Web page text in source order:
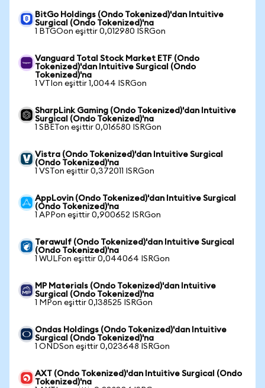
BitGo Holdings (Ondo Tokenized)'dan Intuitive
Surgical (Ondo Tokenized)'na
1 BTGOon eşittir 0,012980 ISRGon
Vanguard Total Stock Market ETF (Ondo
Tokenized)'dan Intuitive Surgical (Ondo
Tokenized)'na
1 VTIon eşittir 1,0044 ISRGon
SharpLink Gaming (Ondo Tokenized)'dan Intuitive
Surgical (Ondo Tokenized)'na
1 SBETon eşittir 0,016580 ISRGon
Vistra (Ondo Tokenized)'dan Intuitive Surgical
(Ondo Tokenized)'na
1 VSTon eşittir 0,372011 ISRGon
AppLovin (Ondo Tokenized)'dan Intuitive Surgical
(Ondo Tokenized)'na
1 APPon eşittir 0,900652 ISRGon
Terawulf (Ondo Tokenized)'dan Intuitive Surgical
(Ondo Tokenized)'na
1 WULFon eşittir 0,044064 ISRGon
MP Materials (Ondo Tokenized)'dan Intuitive
Surgical (Ondo Tokenized)'na
1 MPon eşittir 0,138525 ISRGon
Ondas Holdings (Ondo Tokenized)'dan Intuitive
Surgical (Ondo Tokenized)'na
1 ONDSon eşittir 0,023648 ISRGon
AXT (Ondo Tokenized)'dan Intuitive Surgical (Ondo
Tokenized)'na